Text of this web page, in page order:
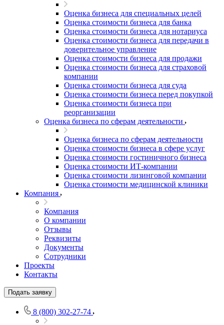
Оценка бизнеса для специальных целей
Оценка стоимости бизнеса для банка
Оценка стоимости бизнеса для нотариуса
Оценка стоимости бизнеса для передачи в
доверительное управление
Оценка стоимости бизнеса для продажи
Оценка стоимости бизнеса для страховой
компании
Оценка стоимости бизнеса для суда
Оценка стоимости бизнеса перед покупкой
Оценка стоимости бизнеса при
реорганизации
Оценка бизнеса по сферам деятельности
Оценка бизнеса по сферам деятельности
Оценка стоимости бизнеса в сфере услуг
Оценка стоимости гостиничного бизнеса
Оценка стоимости ИТ-компании
Оценка стоимости лизинговой компании
Оценка стоимости медицинской клиники
Компания
Компания
О компании
Отзывы
Реквизиты
Документы
Сотрудники
Проекты
Контакты
Подать заявку
8 (800) 302-27-74